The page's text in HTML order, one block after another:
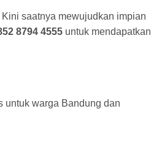
saatnya mewujudkan impian
8794 4555 untuk mendapatkan
untuk warga Bandung dan